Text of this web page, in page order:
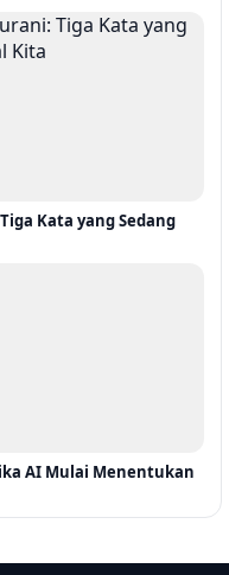
Kata yang Sedang
AI Mulai Menentukan